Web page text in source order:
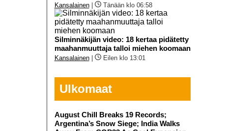
Kansalainen| Tänään klo 06:58
Silminnäkijän video: 18 kertaa pidätetty
maahanmuuttaja talloi miehen koomaan
Kansalainen| Eilen klo 13:01
Ulkomaat
August Chill Breaks 19 Records;
Argentina’s Snow Siege; India Walks